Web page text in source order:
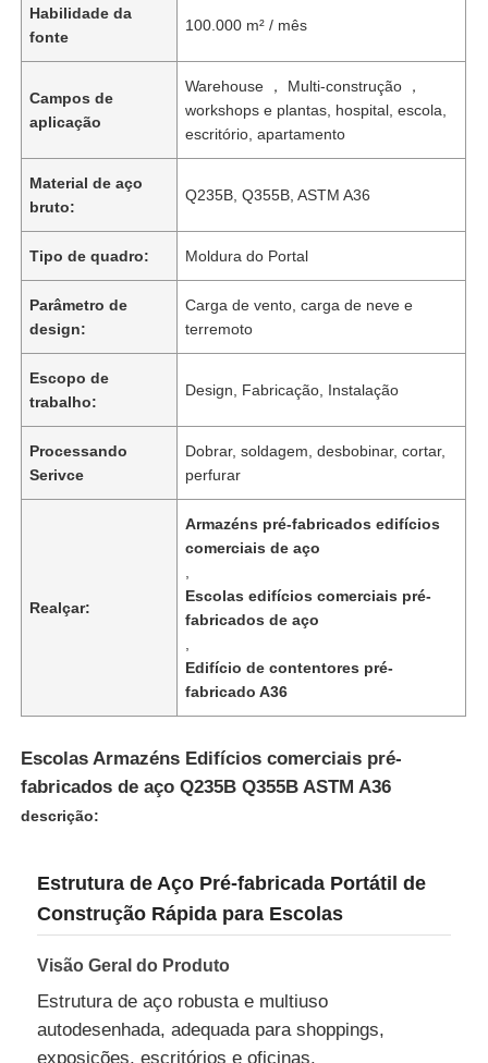
Lar
Habilidade da
fonte
100.000 m² / mês
Campos de
aplicação
Warehouse ， Multi-construção ，
workshops e plantas, hospital, escola,
escritório, apartamento
Material de aço
bruto:
Q235B, Q355B, ASTM A36
Tipo de quadro: Moldura do Portal
Parâmetro de
design:
Carga de vento, carga de neve e
terremoto
Escopo de
trabalho:
Design, Fabricação, Instalação
Processando
Serivce
Dobrar, soldagem, desbobinar, cortar,
perfurar
Realçar:
Armazéns pré-fabricados edifícios
comerciais de aço
Escolas edifícios comerciais pré-
fabricados de aço
Edifício de contentores pré-
fabricado A36
Escolas Armazéns Edifícios comerciais pré-
fabricados de aço Q235B Q355B ASTM A36
descrição:
Estrutura de Aço Pré-fabricada Portátil de
Construção Rápida para Escolas
Visão Geral do Produto
Estrutura de aço robusta e multiuso
autodesenhada, adequada para shoppings,
exposições, escritórios e oficinas.